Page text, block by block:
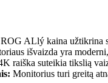
ALlý kaina užtikrina
išvaizda yra
raiška suteikia tikslią
Monitorius turi greitą